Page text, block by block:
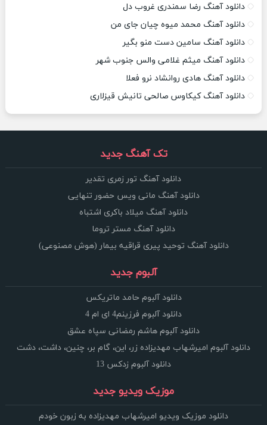
دانلود آهنگ رضا سمندری غروب دل
دانلود آهنگ محمد میوه چیان جای من
دانلود آهنگ سامین دست منو بگیر
دانلود آهنگ میثم غلامی والس جنوب شهر
دانلود آهنگ هادی روانشاد نرو فعلا
دانلود آهنگ کیکاوس صالحی تانیش قیزلاری
تک آهنگ جدید
دانلود آهنگ تور زمری تقدیر
دانلود آهنگ مانی ویس حضور تنهایی
دانلود آهنگ میلاد باکری اشتباه
دانلود آهنگ مستر تروما
دانلود آهنگ توحید پیری قراقیه بیمار (هوش مصنوعی)
آلبوم جدید
دانلود آلبوم حامد ماتریکس
دانلود آلبوم فرزینم4 ای ام 4
دانلود آلبوم هاشم رمضانی سپاه عشق
دانلود آلبوم امیرشهاب مهدیزاده زر، این، گام بر، چنین، داشت، دشت
دانلود آلبوم زدکس 13
موزیک ویدیو جدید
دانلود موزیک ویدیو امیرشهاب مهدیزاده به زبون خودم